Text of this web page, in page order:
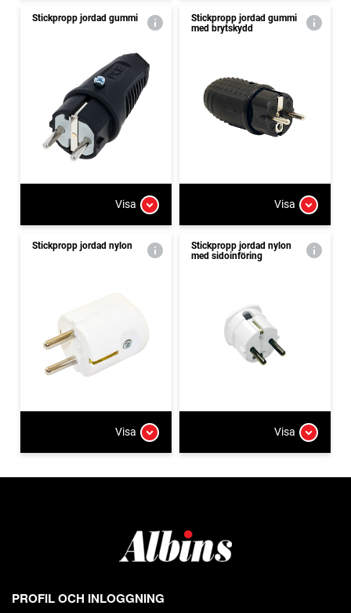
Stickpropp jordad gummi
Visa
Stickpropp jordad gummi
med brytskydd
Visa
Stickpropp jordad nylon
Visa
Stickpropp jordad nylon
med sidoinföring
Visa
PROFIL OCH INLOGGNING